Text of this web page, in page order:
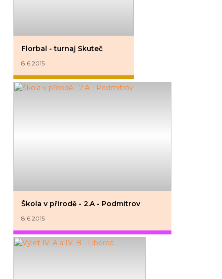
Florbal - turnaj Skuteč
8.6.2015
Škola v přírodě - 2.A - Podmitrov
8.6.2015